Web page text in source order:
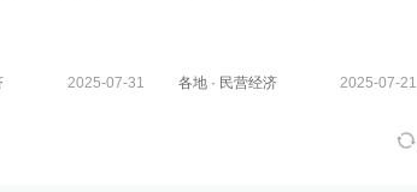
2025-07-31 各地· 民营经济 2025-07-21